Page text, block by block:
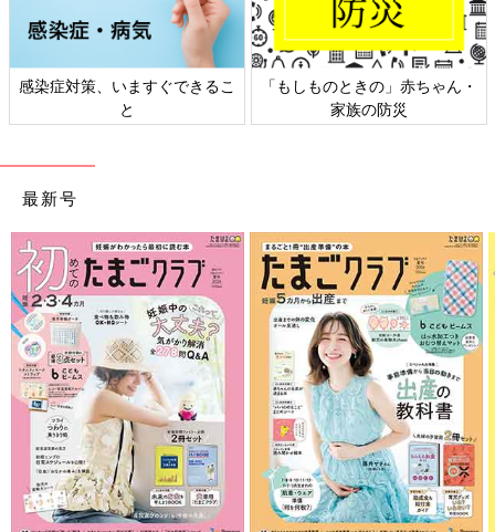
感染症対策、いますぐできるこ
と
「もしものときの」赤ちゃん・
家族の防災
最新号